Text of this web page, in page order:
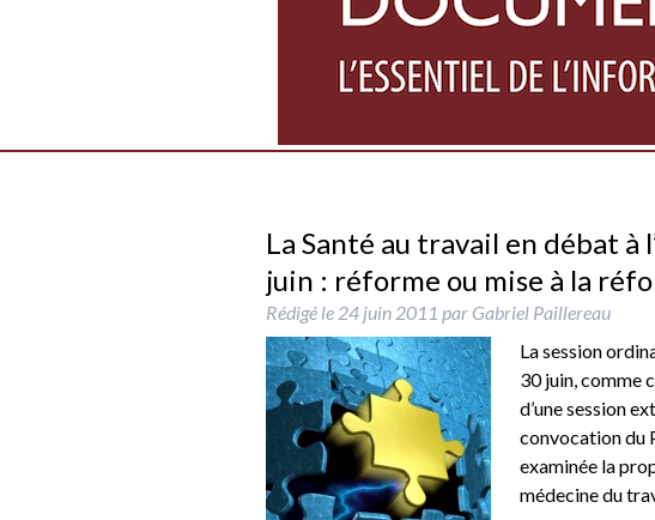
La Santé au travail en débat à
juin : réforme ou mise à la
Rédigé le 24 juin 2011 par Gabriel Paillereau
La session
30 juin, comme
d’une session
convocation du
examinée la
médecine du